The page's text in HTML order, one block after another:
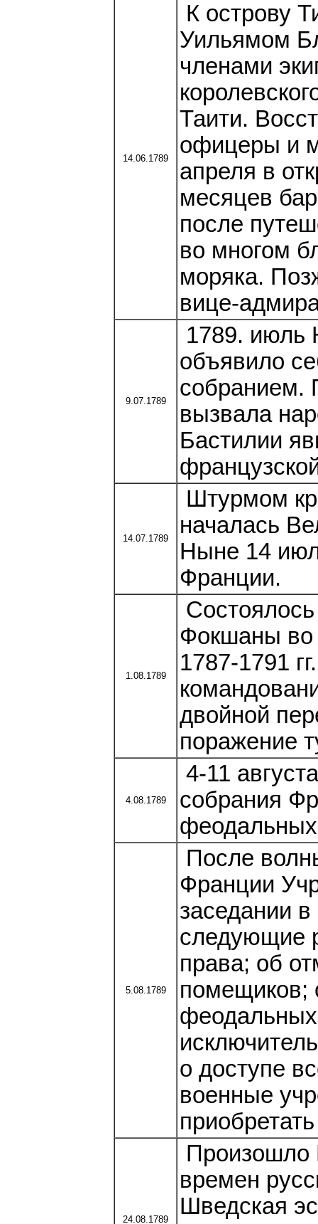
14.06.1789
К острову
Уильямом
членами
Таити.
офицеры и
апреля в
месяцев
после
во многом
моряка.
вице-
9.07.1789
1789. июль
объявило
собранием.
вызвала
Бастилии
14.07.1789
Штурмом
началась
Ныне 14
Франции.
1.08.1789
Фокшаны во
1787-1791
двойной
поражение
4.08.1789
4-11
собрания
5.08.1789
После
Франции
заседании
следующие
права; об
помещиков;
о доступе
военные
24.08.1789
Произошло
времен
Шведская